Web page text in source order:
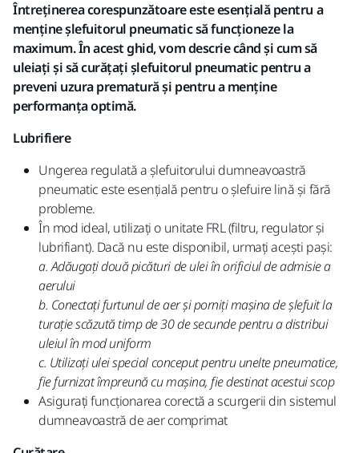
Întreținerea corespunzătoare este esențială pentru a
menține șlefuitorul pneumatic să funcționeze la
maximum. În acest ghid, vom descrie când și cum să
uleiați și să curățați șlefuitorul pneumatic pentru a
preveni uzura prematură și pentru a menține
performanța optimă.
Lubrifiere
Ungerea regulată a șlefuitorului dumneavoastră
pneumatic este esențială pentru o șlefuire lină și fără
probleme.
În mod ideal, utilizați o unitate FRL (filtru, regulator și
lubrifiant). Dacă nu este disponibil, urmați acești pași:
a. Adăugați două picături de ulei în orificiul de admisie a
aerului
b. Conectați furtunul de aer și porniți mașina de șlefuit la
turație scăzută timp de 30 de secunde pentru a distribui
uleiul în mod uniform
c. Utilizați ulei special conceput pentru unelte pneumatice,
fie furnizat împreună cu mașina, fie destinat acestui scop
Asigurați funcționarea corectă a scurgerii din sistemul
dumneavoastră de aer comprimat